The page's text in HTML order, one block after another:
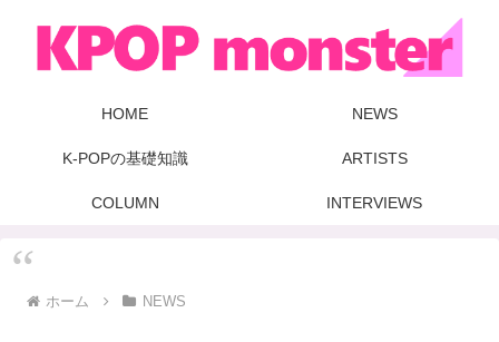
HOME NEWS
K-POPの基礎知識 ARTISTS
COLUMN INTERVIEWS
ホーム NEWS